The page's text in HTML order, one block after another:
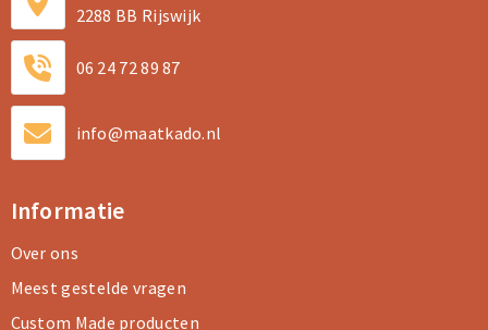
2288 BB Rijswijk
06 24 72 89 87
info@maatkado.nl
Informatie
Over ons
Meest gestelde vragen
Custom Made producten